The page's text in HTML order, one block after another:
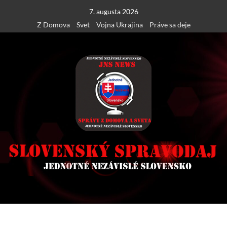
content
7. augusta 2026
Z Domova
Svet Vojna Ukrajina Práve sa deje